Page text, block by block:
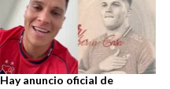
Hay anuncio oficial de